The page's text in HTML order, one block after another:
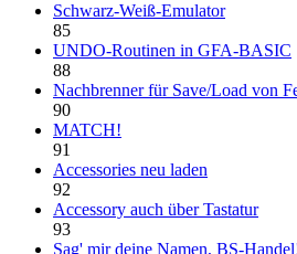
Schwarz-Weiß-Emulator
85
UNDO-Routinen in GFA-BASIC
88
Nachbrenner für Save/Load von
90
MATCH!
91
Accessories neu laden
92
Accessory auch über Tastatur
93
Sag' mir deine Namen, BS-